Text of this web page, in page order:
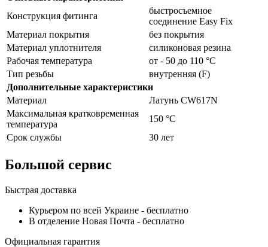
Конструкция фитинга
быстросъемное
соединение Easy Fix
Материал покрытия
без покрытия
Материал уплотнителя
силиконовая резина
Рабочая температура
от - 50 до 110 °C
Тип резьбы
внутренняя (F)
Дополнительные характеристики
Материал
Латунь CW617N
Максимальная кратковременная
температура
150 °C
Срок службы
30 лет
Большой сервис
Быстрая доставка
Курьером по всей Украине - бесплатно
В отделение Новая Почта - бесплатно
Официальная гарантия